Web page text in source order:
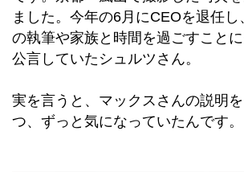
ました。今年の6月にCEOを退任
の執筆や家族と時間を過ごすこと
公言していたシュルツさん。
実を言うと、マックスさんの説明
つ、ずっと気になっていたんです。